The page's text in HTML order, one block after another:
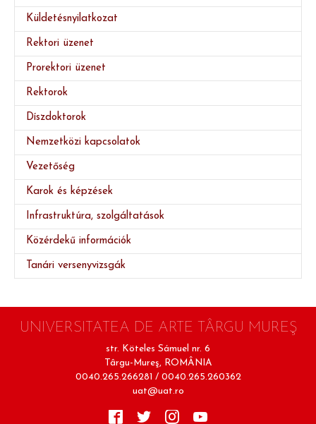
Küldetésnyilatkozat
Rektori üzenet
Prorektori üzenet
Rektorok
Díszdoktorok
Nemzetközi kapcsolatok
Vezetőség
Karok és képzések
Infrastruktúra, szolgáltatások
Közérdekű információk
Tanári versenyvizsgák
UNIVERSITATEA DE ARTE TÂRGU MUREŞ
str. Köteles Sámuel nr. 6
Târgu-Mureş, ROMÂNIA
0040.265.266281 / 0040.265.260362
uat@uat.ro